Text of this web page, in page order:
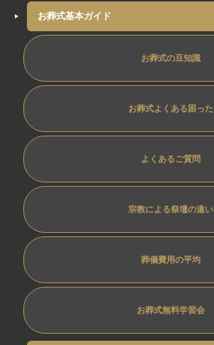
お葬式基本ガイド
お葬式の豆知識
お葬式よくある困った
よくあるご質問
宗教による祭壇の違い
葬儀費用の平均
お葬式無料学習会